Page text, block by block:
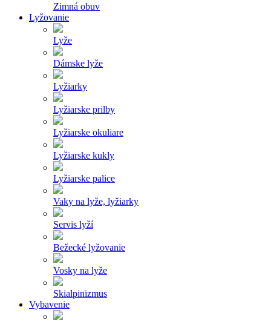
Zimná obuv
Lyžovanie
Lyže
Dámske lyže
Lyžiarky
Lyžiarske prilby
Lyžiarske okuliare
Lyžiarske kukly
Lyžiarske palice
Vaky na lyže, lyžiarky
Servis lyží
Bežecké lyžovanie
Vosky na lyže
Skialpinizmus
Vybavenie